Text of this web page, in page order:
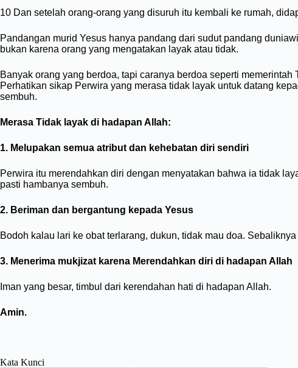
10 Dan setelah orang-orang yang disuruh itu kembali ke rumah,
Pandangan murid Yesus hanya pandang dari sudut pandang
bukan karena orang yang mengatakan layak atau tidak.
Banyak orang yang berdoa, tapi caranya berdoa seperti
Perhatikan sikap Perwira yang merasa tidak layak untuk datang
sembuh.
Merasa Tidak layak di hadapan Allah:
1. Melupakan semua atribut dan kehebatan diri sendiri
Perwira itu merendahkan diri dengan menyatakan bahwa ia tidak
pasti hambanya sembuh.
2. Beriman dan bergantung kepada Yesus
Bodoh kalau lari ke obat terlarang, dukun, tidak mau doa.
3. Menerima mukjizat karena Merendahkan diri di hadapan Allah
Iman yang besar, timbul dari kerendahan hati di hadapan Allah.
Amin.
Kata Kunci